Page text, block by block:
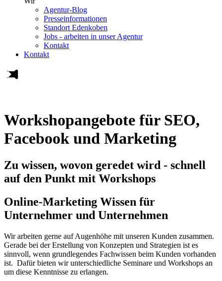
Agentur-Blog
Presseinformationen
Standort Edenkoben
Jobs - arbeiten in unser Agentur
Kontakt
Kontakt
Workshop­angebote für SEO,
Facebook und Marketing
Zu wissen, wovon geredet wird - schnell
auf den Punkt mit Workshops
Online-Marketing Wissen für
Unternehmer und Unternehmen
Wir arbeiten gerne auf Augenhöhe mit unseren Kunden zusammen.
Gerade bei der Erstellung von Konzepten und Strategien ist es
sinnvoll, wenn grundlegendes Fachwissen beim Kunden vorhanden
ist. Dafür bieten wir unterschiedliche Seminare und Workshops an
um diese Kenntnisse zu erlangen.